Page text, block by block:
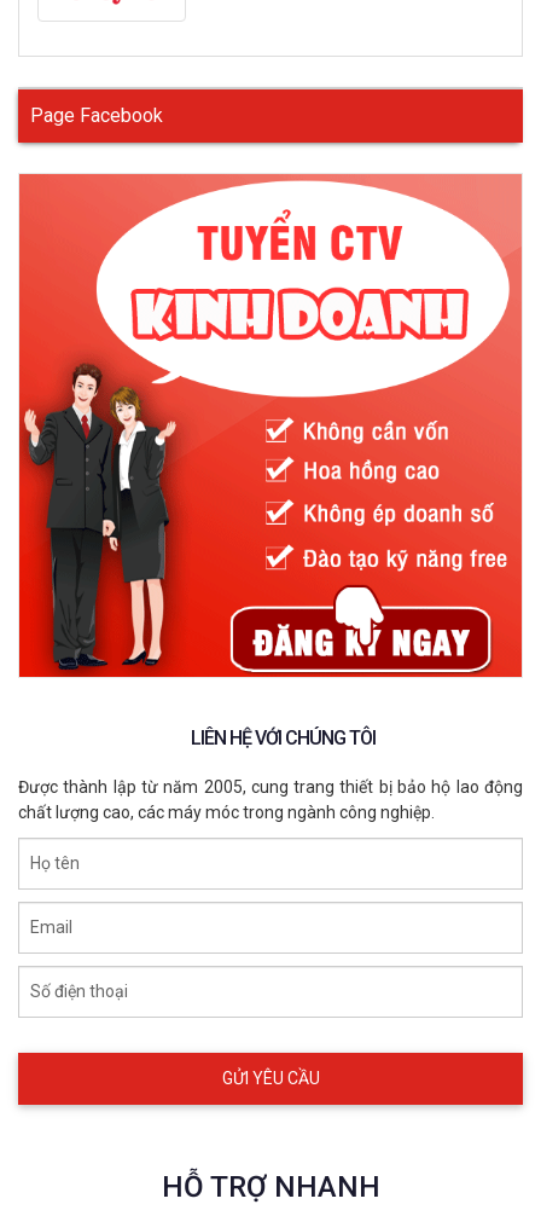
Page Facebook
LIÊN HỆ VỚI CHÚNG TÔI
Được thành lập từ năm 2005, cung trang thiết bị bảo hộ lao động
chất lượng cao, các máy móc trong ngành công nghiệp.
Họ tên
Email
Số điện thoại
HỖ TRỢ NHANH